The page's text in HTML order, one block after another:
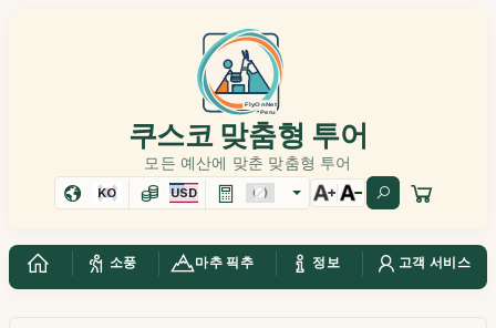
쿠스코 맞춤형 투어
모든 예산에 맞춘 맞춤형 투어
KO USD
소풍 마추 픽추 정보 고객 서비스